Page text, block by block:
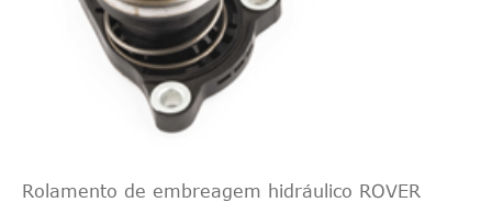
Rolamento de embreagem hidráulico ROVER